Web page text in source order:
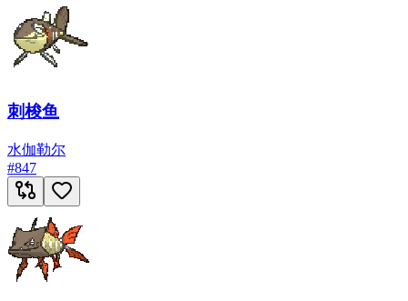
刺梭鱼
水伽勒尔
#847